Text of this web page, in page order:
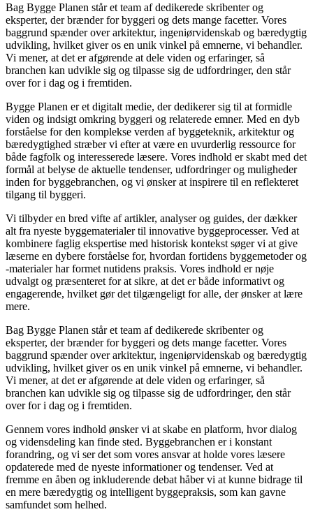
Bag Bygge Planen står et team af dedikerede skribenter og
eksperter, der brænder for byggeri og dets mange facetter. Vores
baggrund spænder over arkitektur, ingeniørvidenskab og bæredygtig
udvikling, hvilket giver os en unik vinkel på emnerne, vi behandler.
Vi mener, at det er afgørende at dele viden og erfaringer, så
branchen kan udvikle sig og tilpasse sig de udfordringer, den står
over for i dag og i fremtiden.
Bygge Planen er et digitalt medie, der dedikerer sig til at formidle
viden og indsigt omkring byggeri og relaterede emner. Med en dyb
forståelse for den komplekse verden af byggeteknik, arkitektur og
bæredygtighed stræber vi efter at være en uvurderlig ressource for
både fagfolk og interesserede læsere. Vores indhold er skabt med det
formål at belyse de aktuelle tendenser, udfordringer og muligheder
inden for byggebranchen, og vi ønsker at inspirere til en reflekteret
tilgang til byggeri.
Vi tilbyder en bred vifte af artikler, analyser og guides, der dækker
alt fra nyeste byggematerialer til innovative byggeprocesser. Ved at
kombinere faglig ekspertise med historisk kontekst søger vi at give
læserne en dybere forståelse for, hvordan fortidens byggemetoder og
-materialer har formet nutidens praksis. Vores indhold er nøje
udvalgt og præsenteret for at sikre, at det er både informativt og
engagerende, hvilket gør det tilgængeligt for alle, der ønsker at lære
mere.
Bag Bygge Planen står et team af dedikerede skribenter og
eksperter, der brænder for byggeri og dets mange facetter. Vores
baggrund spænder over arkitektur, ingeniørvidenskab og bæredygtig
udvikling, hvilket giver os en unik vinkel på emnerne, vi behandler.
Vi mener, at det er afgørende at dele viden og erfaringer, så
branchen kan udvikle sig og tilpasse sig de udfordringer, den står
over for i dag og i fremtiden.
Gennem vores indhold ønsker vi at skabe en platform, hvor dialog
og vidensdeling kan finde sted. Byggebranchen er i konstant
forandring, og vi ser det som vores ansvar at holde vores læsere
opdaterede med de nyeste informationer og tendenser. Ved at
fremme en åben og inkluderende debat håber vi at kunne bidrage til
en mere bæredygtig og intelligent byggepraksis, som kan gavne
samfundet som helhed.